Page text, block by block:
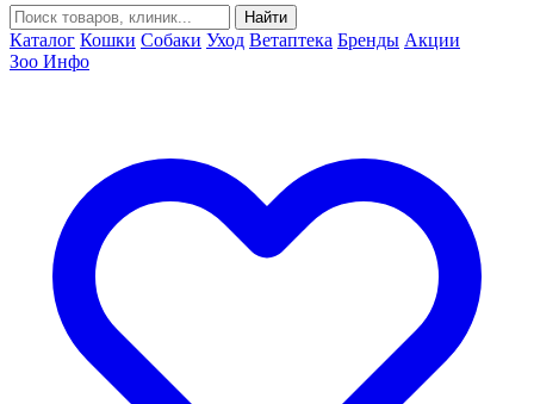
Найти
Каталог Кошки Собаки Уход Ветаптека Бренды Акции
Зоо Инфо